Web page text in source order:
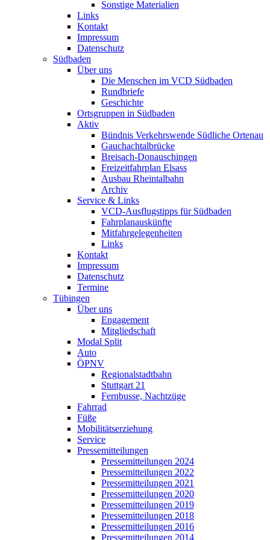
Sonstige Materialien
Links
Kontakt
Impressum
Datenschutz
Südbaden
Über uns
Die Menschen im VCD Südbaden
Rundbriefe
Geschichte
Ortsgruppen in Südbaden
Aktiv
Bündnis Verkehrswende Südliche Ortenau
Gauchachtalbrücke
Breisach-Donauschingen
Freizeitfahrplan Elsass
Ausbau Rheintalbahn
Archiv
Service & Links
VCD-Ausflugstipps für Südbaden
Fahrplanauskünfte
Mitfahrgelegenheiten
Links
Kontakt
Impressum
Datenschutz
Termine
Tübingen
Über uns
Engagement
Mitgliedschaft
Modal Split
Auto
ÖPNV
Regionalstadtbahn
Stuttgart 21
Fernbusse, Nachtzüge
Fahrrad
Füße
Mobilitätserziehung
Service
Pressemitteilungen
Pressemitteilungen 2024
Pressemitteilungen 2022
Pressemitteilungen 2021
Pressemitteilungen 2020
Pressemitteilungen 2019
Pressemitteilungen 2018
Pressemitteilungen 2016
Pressemitteilungen 2014